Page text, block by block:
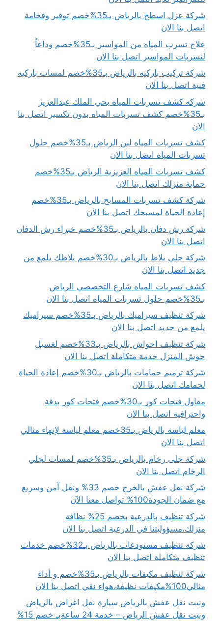
شركة عزل اسطح بالرياض بـ35%خصم توفير وفخامة
اتصل بنا الان
علاج تسرب المياه من المواسير بـ35%خصم وداعاً
لتسربات المواسير اتصل بنا الان
شركة تركيب باركية بالرياض بـ35%خصم لمسات باركيه
فنية اتصل بنا الان
شركه كشف تسربات المياه بحي الملك عبدالعزيز
بـ35%خصم كشف تسربات المياه بدون تكسير اتصل بنا
الان
كشف تسربات المياه لبن الرياض بـ35%خصم حلول
تسربات المياه اتصل بنا الان
كشف تسربات المياه العزيزية الرياض بـ35%خصم
حماية منزلك اتصل بنا الان
شركة كشف تسربات المسابح بالرياض بـ35%خصم
إعادة الحياة لمسبحك اتصل بنا الان
شركة رش دفان بالرياض بـ35%خصم خبراء رش الدفان
اتصل بنا الان
شركة جلي بلاط بالرياض بـ30%خصم بلاطك يلمع من
جديد اتصل بنا الان
كشف تسربات المياه شارع التخصصي الرياض
بـ35%خصم حلول تسربات المياه اتصل بنا الان
شركة تنظيف سيراميك بالرياض بـ35%خصم سيراميك
يلمع من جديد اتصل بنا الان
شركة تنظيف احواش بالرياض بـ33%خصم لغسيل
حوش المنزل خدمة متكاملة اتصل بنا الان
شركة ترميم حمامات بالرياض بـ30%خصم إعادة الحياة
لحمامك اتصل بنا الان
مقاول فتحات كور بـ30%خصم فتحات كور بدقة
واحترافية اتصل بنا الان
معلم لياسة بالرياض بـ35خصم معلم لياسة لإنهاء مثالي
اتصل بنا الان
شركة جلى رخام بالرياض بـ35%خصم لمسات لجلي
الرخام اتصل بنا الان
شركة نقل عفش بالخرج خصم 33% ونقل آمن وسريع
مع ضمان الجودة100% تواصل معنا الآن
شركة تنظيف بالدرعية بخصم 25% نظافة
منزلك،مسؤوليتنا في الدرعية اتصل بنا الان
شركة تنظيف مستودعات بالرياض بـ32%خصم خدمات
تنظيف متكاملة اتصل بنا الان
شركة تنظيف مكيفات بالرياض بـ35%خصم و أداء
مثالي100%مكيفات نظيفة،هواء نقي اتصل بنا الان
ونيت نقل عفش بالرياض سيارة نقل اغراض بالرياض
ونيت نقل عفش الرياض – خدمة 24 ساعةبـ خصم 15%